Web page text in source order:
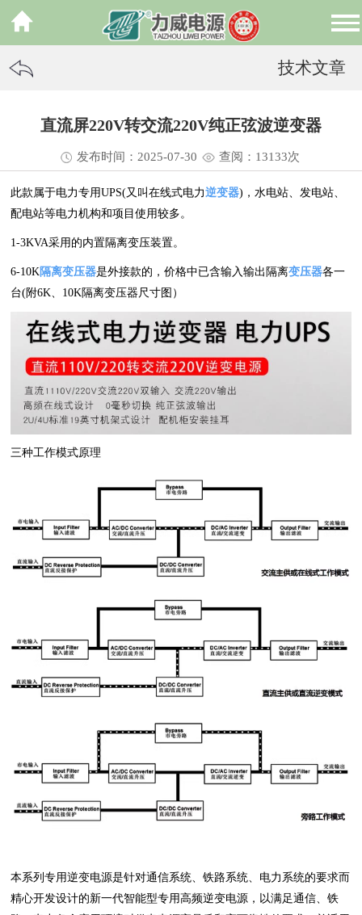
技术文章
直流屏220V转交流220V纯正弦波逆变器
发布时间：2025-07-30 查阅：13133次
此款属于电力专用UPS(又叫在线式电力逆变器)，水电站、发电站、
配电站等电力机构和项目使用较多。
1-3KVA采用的内置隔离变压装置。
6-10K隔离变压器是外接款的，价格中已含输入输出隔离变压器各一
台(附6K、10K隔离变压器尺寸图）
三种工作模式原理
本系列专用逆变电源是针对通信系统、铁路系统、电力系统的要求而
精心开发设计的新一代智能型专用高频逆变电源，以满足通信、铁